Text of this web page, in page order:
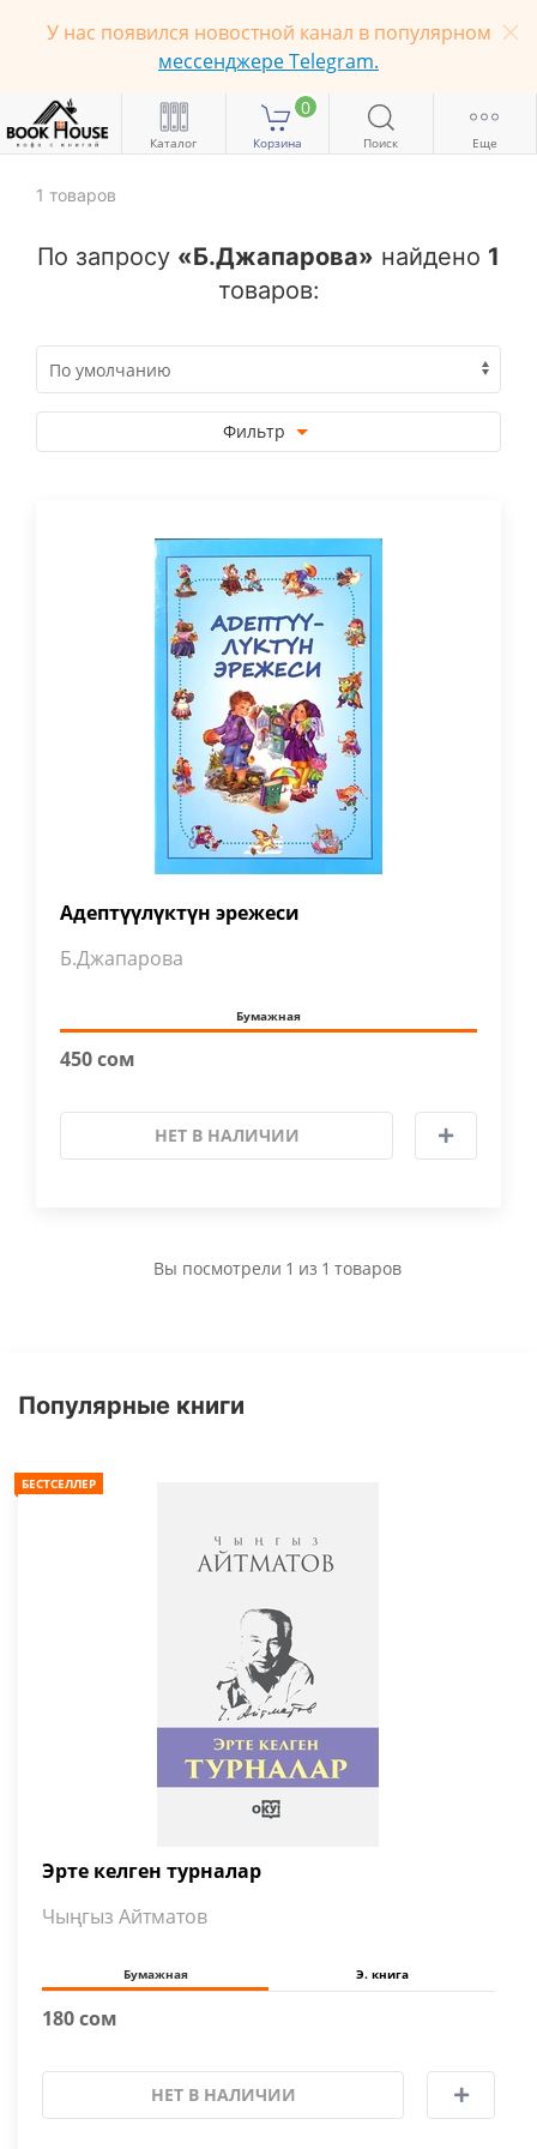
У нас появился новостной канал в популярном
мессенджере Telegram.
Каталог
0
Корзина Поиск Еще
1 товаров
По запросу «Б.Джапарова» найдено 1
товаров:
Фильтр
Адептүүлүктүн эрежеси
Б.Джапарова
Бумажная
450 сом
НЕТ В НАЛИЧИИ
Вы посмотрели 1 из 1 товаров
Популярные книги
БЕСТСЕЛЛЕР
Эрте келген турналар
Чыңгыз Айтматов
Бумажная Э. книга
180 сом
НЕТ В НАЛИЧИИ